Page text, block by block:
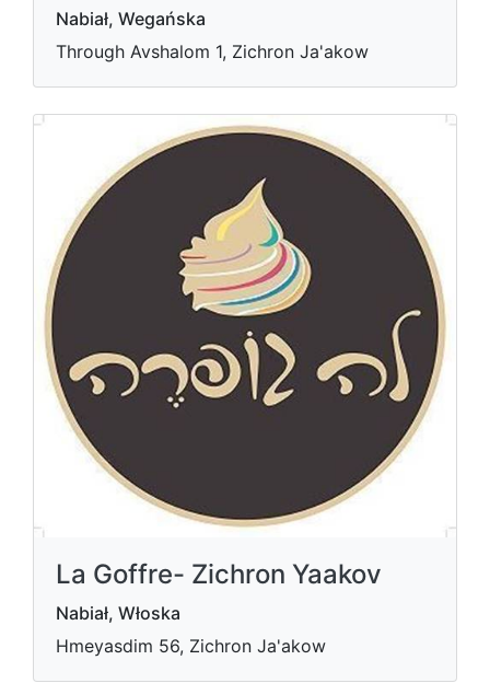
Nabiał, Wegańska
Through Avshalom 1, Zichron Ja'akow
La Goffre- Zichron Yaakov
Nabiał, Włoska
Hmeyasdim 56, Zichron Ja'akow